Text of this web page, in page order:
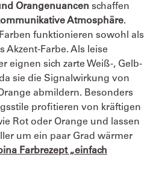
Orangenuancen schaffen
Atmosphäre.
funktionieren sowohl als
Akzent-Farbe. Als leise
eignen sich zarte Weiß-, Gelb-
sie die Signalwirkung von
abmildern. Besonders
profitieren von kräftigen
Rot oder Orange und lassen
um ein paar Grad wärmer
Farbrezept „einfach